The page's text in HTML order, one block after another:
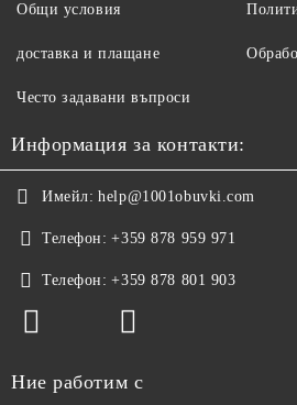
Общи условия
доставка и плащане
Често задавани въпроси
Информация за контакти:
Имейл: help@1001obuvki.com
Телефон: +359 878 959 971
Телефон: +359 878 801 903
Ние работим с